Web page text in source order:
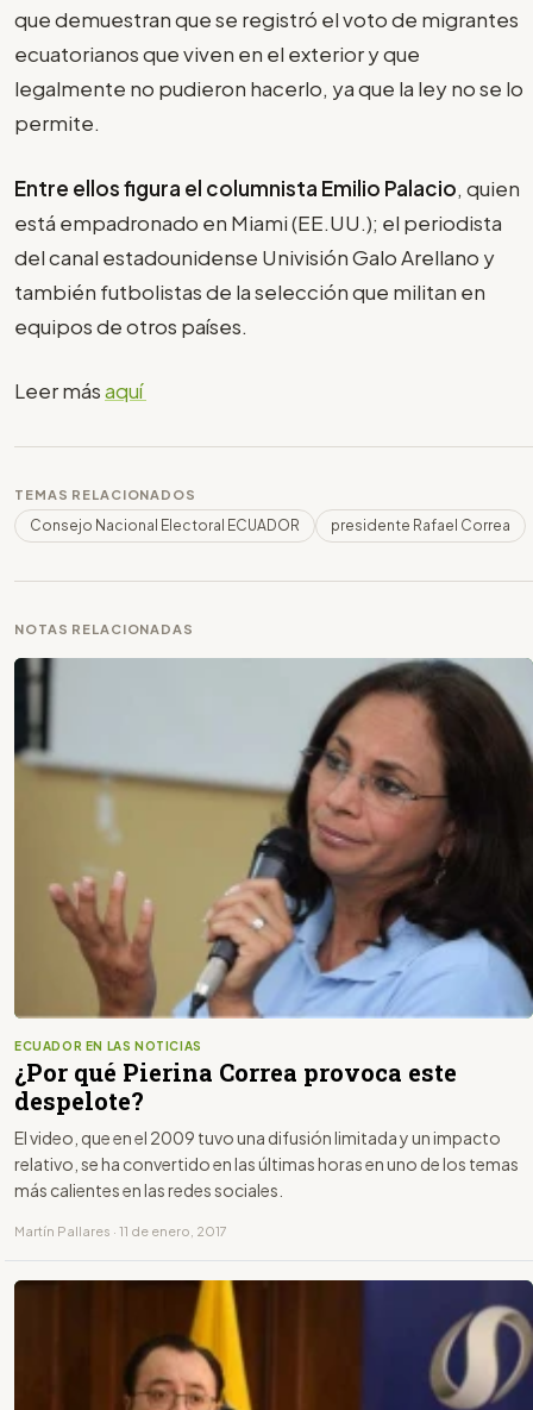
que demuestran que se registró el voto de migrantes
ecuatorianos que viven en el exterior y que
legalmente no pudieron hacerlo, ya que la ley no se lo
permite.
Entre ellos figura el columnista Emilio Palacio, quien
está empadronado en Miami (EE.UU.); el periodista
del canal estadounidense Univisión Galo Arellano y
también futbolistas de la selección que militan en
equipos de otros países.
Leer másaquí
TEMAS RELACIONADOS
Consejo Nacional Electoral ECUADOR presidente Rafael Correa
NOTAS RELACIONADAS
ECUADOR EN LAS NOTICIAS
¿Por qué Pierina Correa provoca este
despelote?
El video, que en el 2009 tuvo una difusión limitada y un impacto
relativo, se ha convertido en las últimas horas en uno de los temas
más calientes en las redes sociales.
Martín Pallares · 11 de enero, 2017